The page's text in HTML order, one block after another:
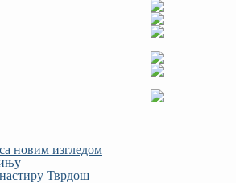
новим изгледом
Тврдош